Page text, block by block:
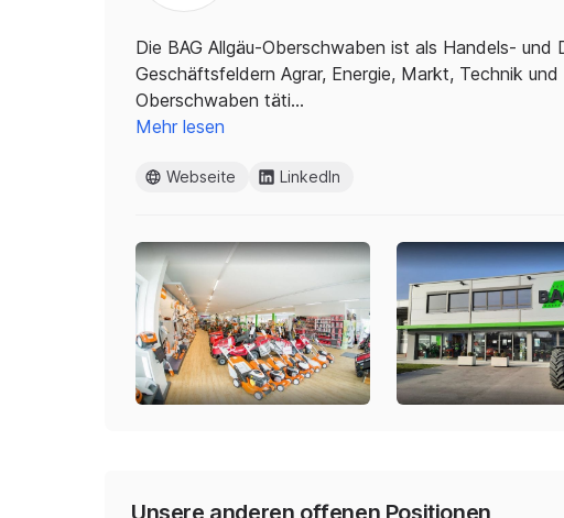
Die BAG Allgäu-Oberschwaben ist als Handels- und
Geschäftsfeldern Agrar, Energie, Markt, Technik
Oberschwaben täti…
Mehr lesen
Webseite LinkedIn
Unsere anderen offenen Positionen